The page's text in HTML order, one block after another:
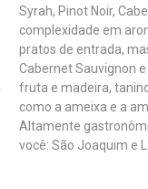
Syrah, Pinot Noir,
complexidade em
pratos de entrada,
Cabernet Sauvignon
fruta e madeira,
como a ameixa e a
Altamente
você: São Joaquim e